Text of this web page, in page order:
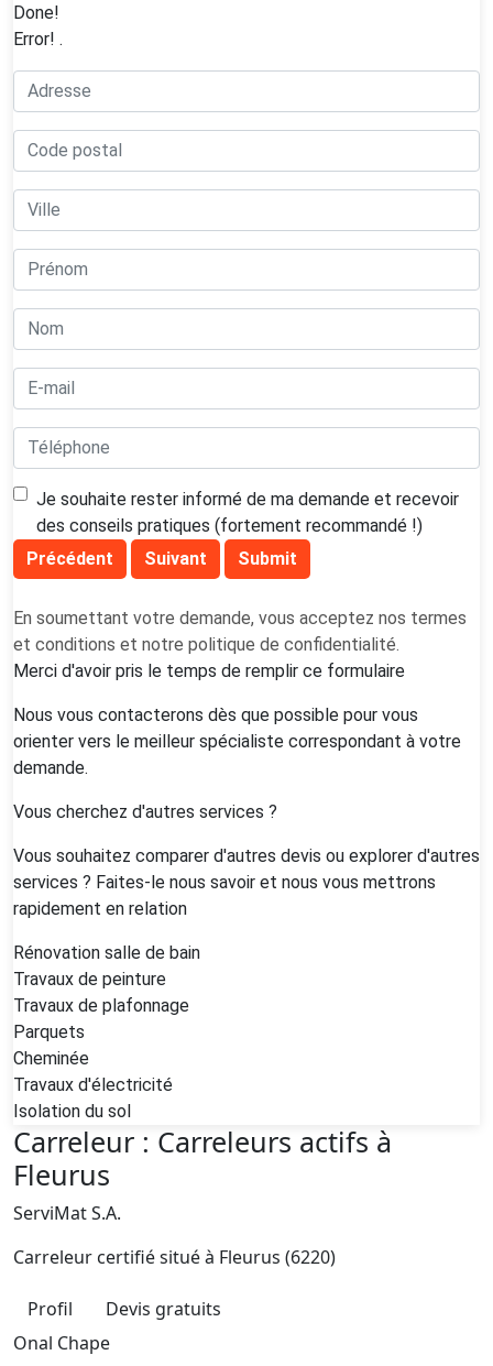
Done!
Error! .
Je souhaite rester informé de ma demande et recevoir
des conseils pratiques (fortement recommandé !)
Précédent
Suivant Submit
En soumettant votre demande, vous acceptez nos termes
et conditions et notre politique de confidentialité.
Merci d'avoir pris le temps de remplir ce formulaire
Nous vous contacterons dès que possible pour vous
orienter vers le meilleur spécialiste correspondant à votre
demande.
Vous cherchez d'autres services ?
Vous souhaitez comparer d'autres devis ou explorer d'autres
services ? Faites-le nous savoir et nous vous mettrons
rapidement en relation
Rénovation salle de bain
Travaux de peinture
Travaux de plafonnage
Parquets
Cheminée
Travaux d'électricité
Isolation du sol
Carreleur : Carreleurs actifs à
Fleurus
ServiMat S.A.
Carreleur certifié situé à Fleurus (6220)
Profil
Devis gratuits
Onal Chape